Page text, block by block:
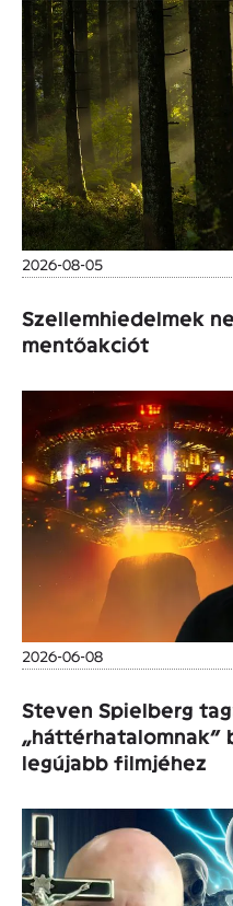
2026-08-05
Szellemhiedelmek
mentőakciót
2026-06-08
Steven Spielberg
„háttérhatalomnak”
legújabb filmjéhez